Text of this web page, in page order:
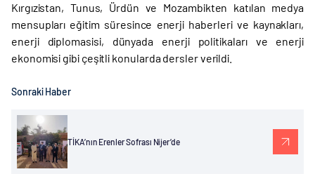
Kırgızistan, Tunus, Ürdün ve Mozambikten katılan medya
mensupları eğitim süresince enerji haberleri ve kaynakları,
enerji diplomasisi, dünyada enerji politikaları ve enerji
ekonomisi gibi çeşitli konularda dersler verildi.
Sonraki Haber
TİKA’nın Erenler Sofrası Nijer’de